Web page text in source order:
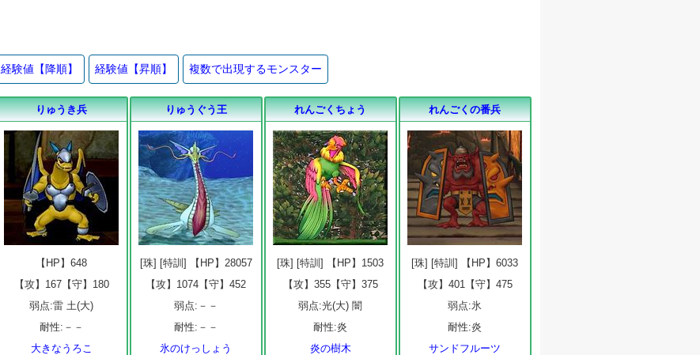
経験値【降順】 経験値【昇順】 複数で出現するモンスター
りゅうき兵
【HP】648
【攻】167【守】180
弱点:雷 土(大)
耐性:－－
大きなうろこ
りゅうぐう王
[珠] [特訓] 【HP】28057
【攻】1074【守】452
弱点:－－
耐性:－－
氷のけっしょう
れんごくちょう
[珠] [特訓] 【HP】1503
【攻】355【守】375
弱点:光(大) 闇
耐性:炎
炎の樹木
れんごくの番兵
[珠] [特訓] 【HP】6033
【攻】401【守】475
弱点:氷
耐性:炎
サンドフルーツ